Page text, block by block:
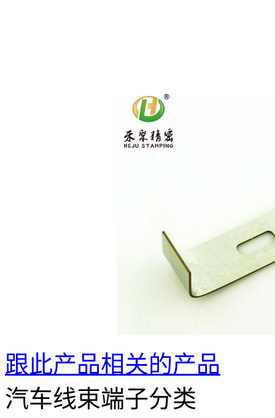
跟此产品相关的产品
汽车线束端子分类